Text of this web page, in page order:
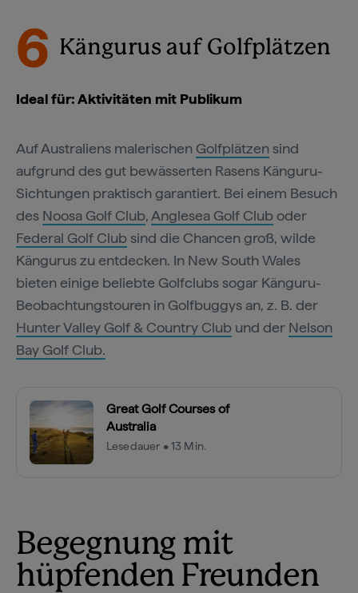
6 Kängurus auf Golfplätzen
Ideal für: Aktivitäten mit Publikum
Auf Australiens malerischen Golfplätzensind
aufgrund des gut bewässerten Rasens Känguru-
Sichtungen praktisch garantiert. Bei einem Besuch
des Noosa Golf Club, Anglesea Golf Cluboder
Federal Golf Clubsind die Chancen groß, wilde
Kängurus zu entdecken. In New South Wales
bieten einige beliebte Golfclubs sogar Känguru-
Beobachtungstouren in Golfbuggys an, z. B. der
Hunter Valley Golf & Country Club und der Nelson
Bay Golf Club.
Great Golf Courses of
Australia
Lesedauer • 13 Min.
Begegnung mit
hüpfenden Freunden